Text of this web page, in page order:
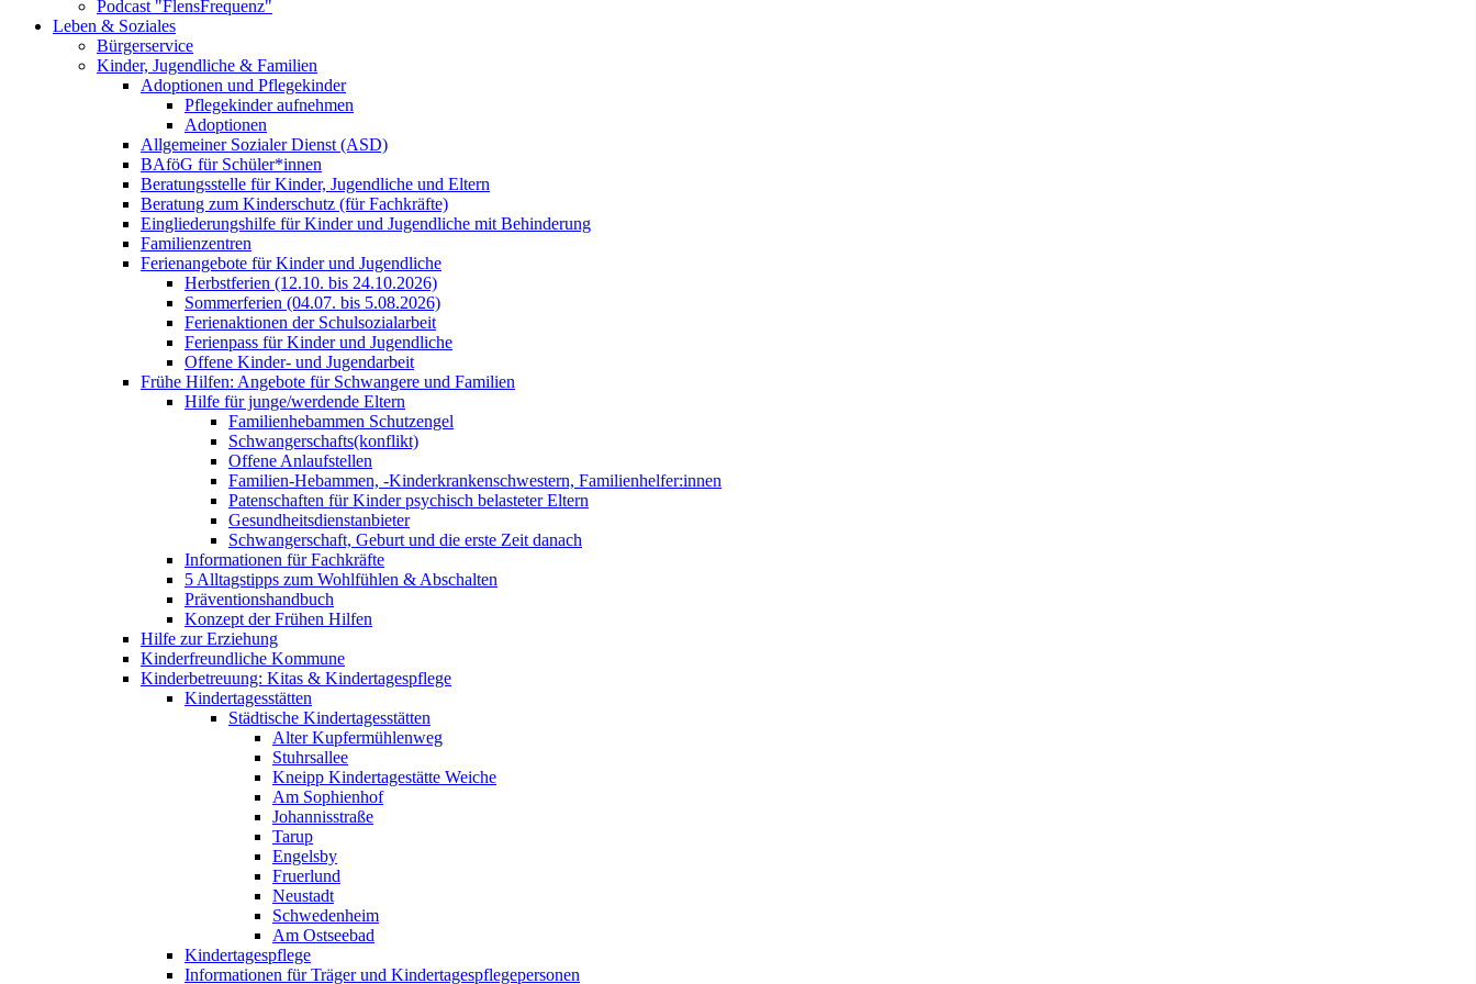
Podcast "FlensFrequenz"
Leben & Soziales
Bürgerservice
Kinder, Jugendliche & Familien
Adoptionen und Pflegekinder
Pflegekinder aufnehmen
Adoptionen
Allgemeiner Sozialer Dienst (ASD)
BAföG für Schüler*innen
Beratungsstelle für Kinder, Jugendliche und Eltern
Beratung zum Kinderschutz (für Fachkräfte)
Eingliederungshilfe für Kinder und Jugendliche mit Behinderung
Familienzentren
Ferienangebote für Kinder und Jugendliche
Herbstferien (12.10. bis 24.10.2026)
Sommerferien (04.07. bis 5.08.2026)
Ferienaktionen der Schulsozialarbeit
Ferienpass für Kinder und Jugendliche
Offene Kinder- und Jugendarbeit
Frühe Hilfen: Angebote für Schwangere und Familien
Hilfe für junge/werdende Eltern
Familienhebammen Schutzengel
Schwangerschafts(konflikt)
Offene Anlaufstellen
Familien-Hebammen, -Kinderkrankenschwestern, Familienhelfer:innen
Patenschaften für Kinder psychisch belasteter Eltern
Gesundheitsdienstanbieter
Schwangerschaft, Geburt und die erste Zeit danach
Informationen für Fachkräfte
5 Alltagstipps zum Wohlfühlen & Abschalten
Präventionshandbuch
Konzept der Frühen Hilfen
Hilfe zur Erziehung
Kinderfreundliche Kommune
Kinderbetreuung: Kitas & Kindertagespflege
Kindertagesstätten
Städtische Kindertagesstätten
Alter Kupfermühlenweg
Stuhrsallee
Kneipp Kindertagestätte Weiche
Am Sophienhof
Johannisstraße
Tarup
Engelsby
Fruerlund
Neustadt
Schwedenheim
Am Ostseebad
Kindertagespflege
Informationen für Träger und Kindertagespflegepersonen